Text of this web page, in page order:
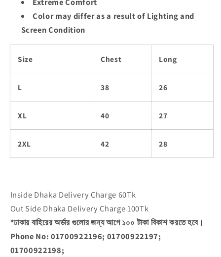
Color may differ as a result of Lighting and
Screen Condition
Size Chest Long
L 38 26
XL 40 27
2XL 42 28
Inside Dhaka Delivery Charge 60Tk
Out Side Dhaka Delivery Charge 100Tk
*ঢাকার বাহিরের অর্ডার গুলোর জন্য আগে ১০০ টাকা বিকাশ করতে হবে।
Phone No: 01700922196; 01700922197;
01700922198;